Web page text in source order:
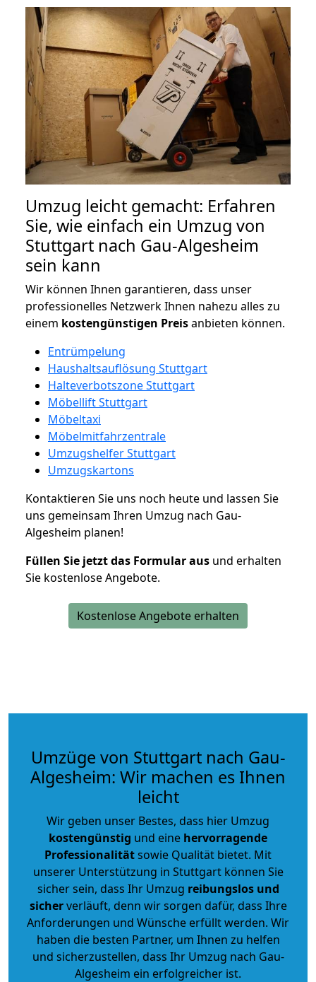
Umzug leicht gemacht: Erfahren
Sie, wie einfach ein Umzug von
Stuttgart nach Gau-Algesheim
sein kann
Wir können Ihnen garantieren, dass unser
professionelles Netzwerk Ihnen nahezu alles zu
einem kostengünstigen Preisanbieten können.
Entrümpelung
Haushaltsauflösung Stuttgart
Halteverbotszone Stuttgart
Möbellift Stuttgart
Möbeltaxi
Möbelmitfahrzentrale
Umzugshelfer Stuttgart
Umzugskartons
Kontaktieren Sie uns noch heute und lassen Sie
uns gemeinsam Ihren Umzug nach Gau-
Algesheim planen!
Füllen Sie jetzt das Formular aus und erhalten
Sie kostenlose Angebote.
Kostenlose Angebote erhalten
Umzüge von Stuttgart nach Gau-
Algesheim: Wir machen es Ihnen
leicht
Wir geben unser Bestes, dass hier Umzug
kostengünstig und eine hervorragende
Professionalitätsowie Qualität bietet. Mit
unserer Unterstützung in Stuttgart können Sie
sicher sein, dass Ihr Umzug reibungslos und
sicherverläuft, denn wir sorgen dafür, dass Ihre
Anforderungen und Wünsche erfüllt werden. Wir
haben die besten Partner, um Ihnen zu helfen
und sicherzustellen, dass Ihr Umzug nach Gau-
Algesheim ein erfolgreicher ist.